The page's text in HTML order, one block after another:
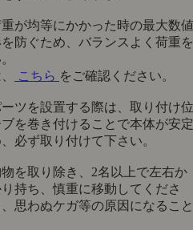
が均等にかかった時の最大数値
防ぐため、バランスよく荷重を
こちら をご確認ください。
ツを設置する際は、取り付け位
を巻き付けることで本体が安定
必ず取り付けて下さい。
を取り除き、2名以上で左右か
持ち、慎重に移動してくださ
思わぬケガ等の原因になること